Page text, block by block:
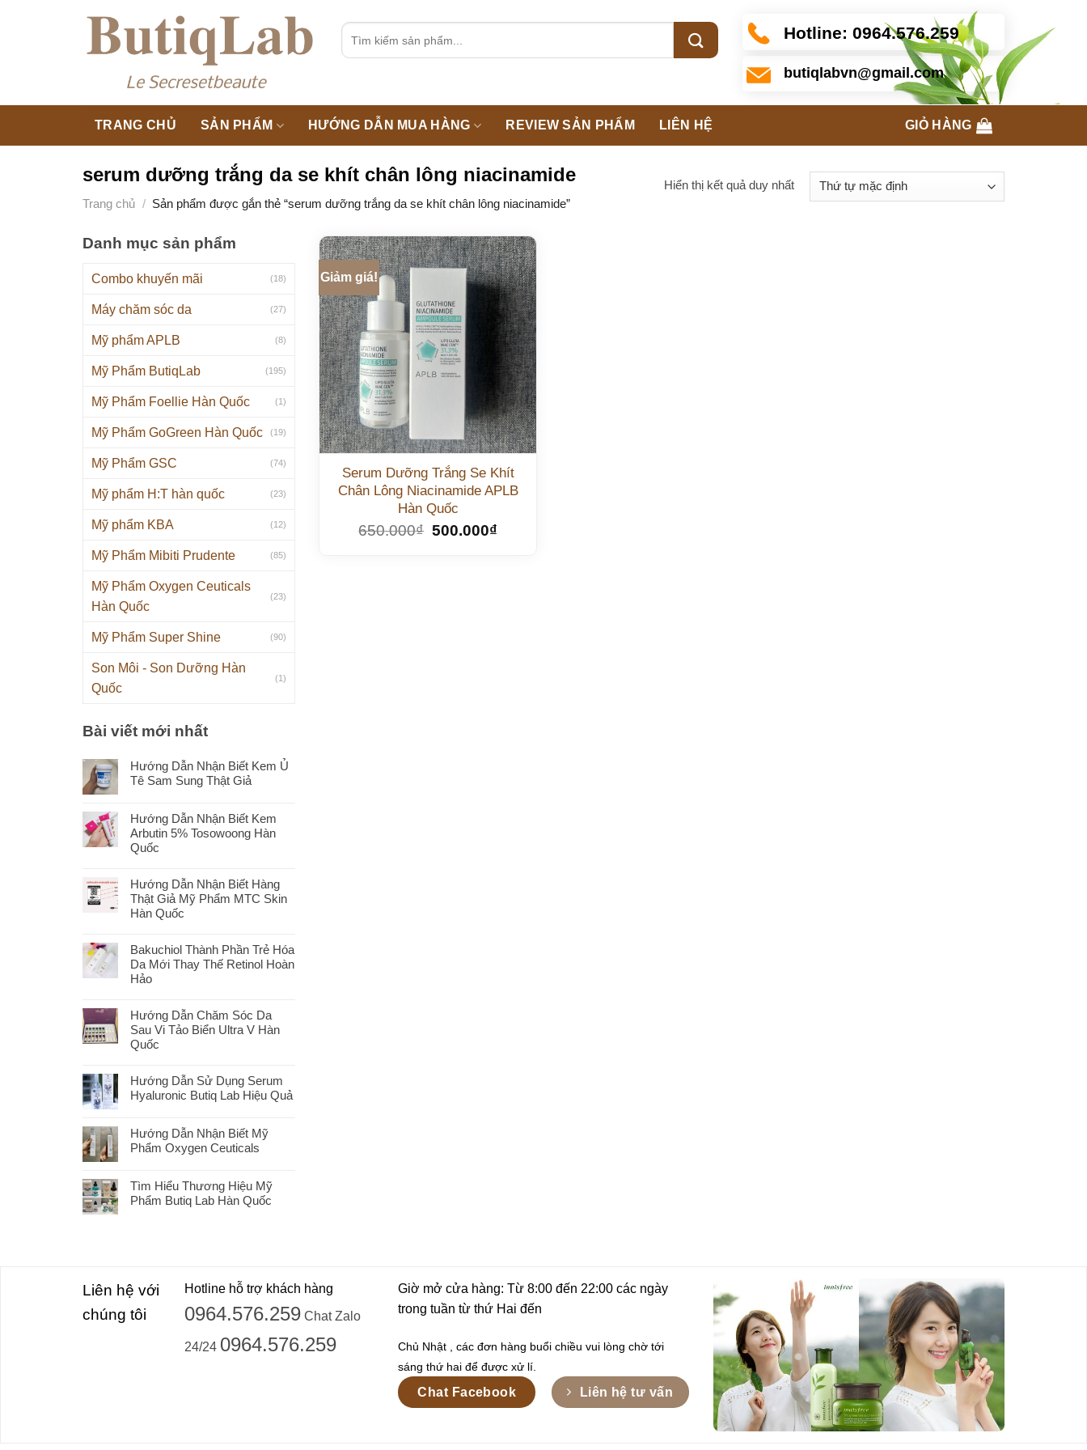
Tìm
Hotline: 0964.576.259
butiqlabvn@gmail.com
TRANG CHỦ SẢN PHẨM HƯỚNG DẪN MUA HÀNG REVIEW SẢN PHẨM LIÊN HỆ GIỎ HÀNG
serum dưỡng trắng da se khít chân lông niacinamide
Trang chủ / Sản phẩm được gắn thẻ “serum dưỡng trắng da se khít chân lông niacinamide”
Hiển thị kết quả duy nhất
Danh mục sản phẩm
Combo khuyến mãi (18)
Máy chăm sóc da (27)
Mỹ phẩm APLB (8)
Mỹ Phẩm ButiqLab (195)
Mỹ Phẩm Foellie Hàn Quốc (1)
Mỹ Phẩm GoGreen Hàn Quốc (19)
Mỹ Phẩm GSC (74)
Mỹ phẩm H:T hàn quốc (23)
Mỹ phẩm KBA (12)
Mỹ Phẩm Mibiti Prudente (85)
Mỹ Phẩm Oxygen Ceuticals
Hàn Quốc
(23)
Mỹ Phẩm Super Shine (90)
Son Môi - Son Dưỡng Hàn
Quốc
(1)
Bài viết mới nhất
Hướng Dẫn Nhận Biết Kem Ủ
Tê Sam Sung Thật Giả
Hướng Dẫn Nhận Biết Kem
Arbutin 5% Tosowoong Hàn
Quốc
Hướng Dẫn Nhận Biết Hàng
Thật Giả Mỹ Phẩm MTC Skin
Hàn Quốc
Bakuchiol Thành Phần Trẻ Hóa
Da Mới Thay Thế Retinol Hoàn
Hảo
Hướng Dẫn Chăm Sóc Da
Sau Vi Tảo Biển Ultra V Hàn
Quốc
Hướng Dẫn Sử Dụng Serum
Hyaluronic Butiq Lab Hiệu Quả
Hướng Dẫn Nhận Biết Mỹ
Phẩm Oxygen Ceuticals
Tìm Hiểu Thương Hiệu Mỹ
Phẩm Butiq Lab Hàn Quốc
Giảm giá!
Serum Dưỡng Trắng Se Khít
Chân Lông Niacinamide APLB
Hàn Quốc
650.000₫ 500.000₫
Liên hệ với
chúng tôi
Hotline hỗ trợ khách hàng
0964.576.259 Chat Zalo
24/24 0964.576.259
Giờ mở cửa hàng: Từ 8:00 đến 22:00 các ngày
trong tuần từ thứ Hai đến
Chủ Nhật , các đơn hàng buổi chiều vui lòng chờ tới
sáng thứ hai để được xử lí.
Chat Facebook Liên hệ tư vấn